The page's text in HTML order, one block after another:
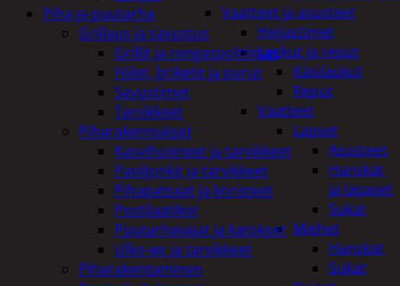
Vaatteet ja asusteet
Heijastimet
Laukut ja reput
Käsilaukut
Reput
Vaatteet
Lapset
Asusteet
Hanskat
ja lapaset
Sukat
Miehet
Hanskat
Sukat
Piha ja puutarha
Grillaus ja savustus
Grillit ja rengaspolttimet
Hiilet, briketit ja purut
Savustimet
Tarvikkeet
Piharakennukset
Kasvihuoneet ja tarvikkeet
Paviljonkit ja tarvikkeet
Pihapatsaat ja koristeet
Postilaatikot
Puutarhavajat ja katokset
Ulko-wc ja tarvikkeet
Piharakentaminen